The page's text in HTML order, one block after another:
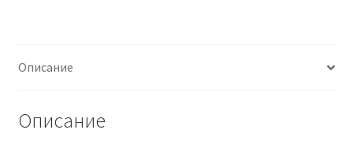
пропеллеров
дрона
Описание
Описание